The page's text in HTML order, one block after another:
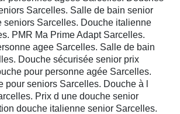
Sarcelles. Salle de bain senior
seniors Sarcelles. Douche italienne
PMR Ma Prime Adapt Sarcelles.
agee Sarcelles. Salle de bain
Douche sécurisée senior prix
pour personne agée Sarcelles.
pour seniors Sarcelles. Douche à l
Prix d une douche senior
douche italienne senior Sarcelles.